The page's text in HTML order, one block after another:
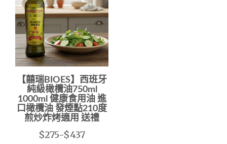
【囍瑞BIOES】西班牙
純級橄欖油750ml
1000ml 健康食用油 進
口橄欖油 發煙點210度
煎炒炸烤適用 送禮
$275-$437